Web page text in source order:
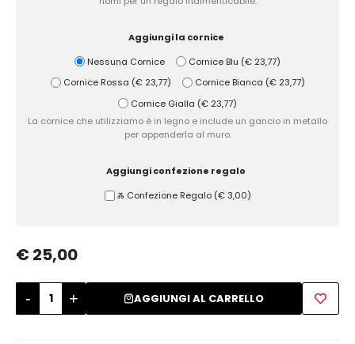
Aggiungi la cornice
Nessuna Cornice
Cornice Blu (€ 23,77)
Cornice Rossa (€ 23,77) Cornice Bianca (€ 23,77)
Cornice Gialla (€ 23,77)
La cornice che utilizziamo è in legno e include un gancio in metallo
per appenderla al muro.
Aggiungi confezione regalo
Ⰶ Confezione Regalo (€ 3,00)
€ 25,00
- + AGGIUNGI AL CARRELLO